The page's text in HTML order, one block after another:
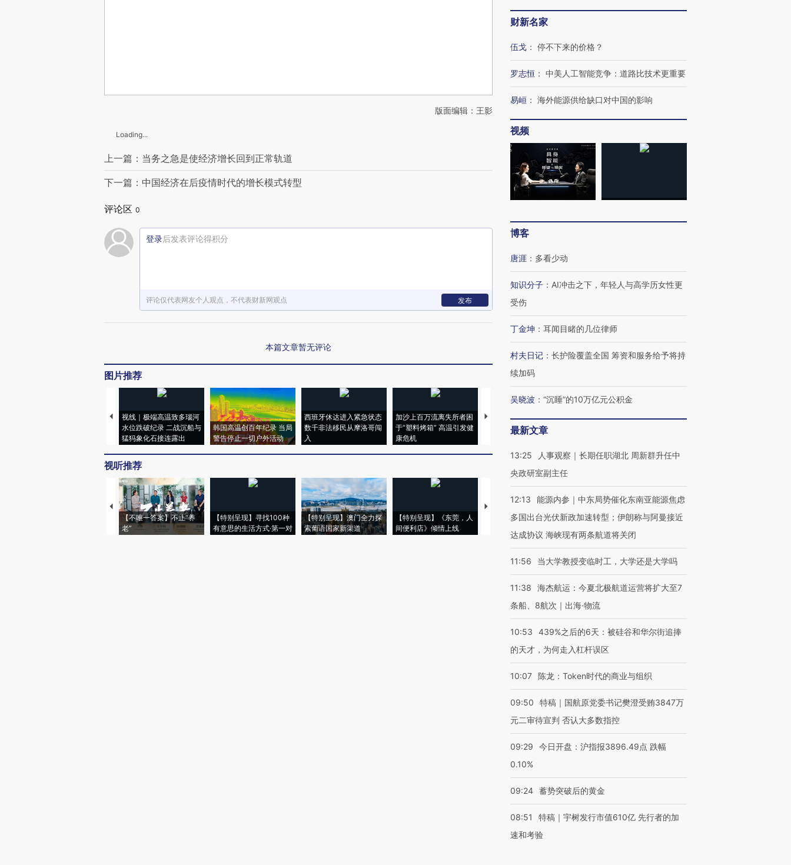
版面编辑：王影
Loading...
上一篇：当务之急是使经济增长回到正常轨道
下一篇：中国经济在后疫情时代的增长模式转型
评论区 0
登录后发表评论得积分
评论仅代表网友个人观点，不代表财新网观点 发布
本篇文章暂无评论
图片推荐
视线｜极端高温致多瑙河
水位跌破纪录 二战沉船与
猛犸象化石接连露出
韩国高温创百年纪录 当局
警告停止一切户外活动
西班牙休达进入紧急状态
数千非法移民从摩洛哥闯
入
加沙上百万流离失所者困
于“塑料烤箱” 高温引发健
康危机
视线｜HYROX的吸金
术：是什么让中产们甘
马航飞行员跨国走私7万
视线｜被称为“蟑螂”的印
视听推荐
【不唯一答案】不止“养
老”
【特别呈现】寻找100种
有意思的生活方式·第一对
【特别呈现】澳门全力探
索葡语国家新渠道
【特别呈现】《东莞，人
间便利店》倾情上线
【推广】走进第四届链博
会，让数智科技“链”接产
【特别呈现】寻找100种
CFO：不靠规模取胜，华
财新名家
伍戈 ： 停不下来的价格？
罗志恒 ： 中美人工智能竞争：道路比技术更重要
易峘 ： 海外能源供给缺口对中国的影响
视频
博客
唐涯 ： 多看少动
知识分子 ： AI冲击之下，年轻人与高学历女性更
受伤
丁金坤 ： 耳闻目睹的几位律师
村夫日记 ： 长护险覆盖全国 筹资和服务给予将持
续加码
吴晓波 ： “沉睡”的10万亿元公积金
最新文章
13:25
人事观察｜长期任职湖北 周新群升任中
央政研室副主任
12:13
能源内参｜中东局势催化东南亚能源焦虑
多国出台光伏新政加速转型；伊朗称与阿曼接近
达成协议 海峡现有两条航道将关闭
11:56 当大学教授变临时工，大学还是大学吗
11:38
海杰航运：今夏北极航道运营将扩大至7
条船、8航次｜出海·物流
10:53
439%之后的6天：被硅谷和华尔街追捧
的天才，为何走入杠杆误区
10:07 陈龙：Token时代的商业与组织
09:50
特稿｜国航原党委书记樊澄受贿3847万
元二审待宣判 否认大多数指控
09:29
今日开盘：沪指报3896.49点 跌幅
0.10%
09:24 蓄势突破后的黄金
08:51
特稿｜宇树发行市值610亿 先行者的加
速和考验